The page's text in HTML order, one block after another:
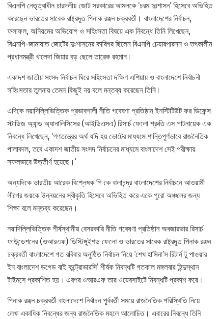
বিএনপি নেতৃত্বাধীন চারদলীয় জোট সরকারের আমলকে ‘চরম দুঃশাসন’ হিসেবে অভিহিত
করেছেন ভারতের সাবেক রাষ্ট্রদূত পিনাক রঞ্জন চক্রবর্তী। বাংলাদেশের নির্বাচন,
ফলাফল, অনিয়মের অভিযোগ ও সহিংসতা বিষয়ে এক নিবন্ধে তিনি লিখেছেন,
বিএনপি-জামায়াত জোটের দুঃশাসনের কারিগর ছিলেন বিএনপি চেয়ারপারসন ও তৎকালীন
প্রধানমন্ত্রী খালেদা জিয়ার বড় ছেলে তারেক রহমান।
একাদশ জাতীয় সংসদ নির্বাচন ঘিরে সহিংসতা দক্ষিণ এশিয়ায় ও বাংলাদেশে নির্বাচনী
সহিংসতার তুলনায় তেমন কিছুই নয় বলে মন্তব্য করেছেন তিনি।
এদিকে নয়াদিল্লিভিত্তিক প্রভাবশালী নীতি গবেষণা প্রতিষ্ঠান ইনস্টিটিউট ফর ডিফেন্স
স্টাডিজ অ্যান্ড অ্যানালিসিসের (আইডিএসএ) রিসার্চ ফেলো শ্রুতি এস পাটনায়েক এক
নিবন্ধে লিখেছেন, ‘গণতন্ত্রের অর্থ যদি হয় ভোটের মাধ্যমে শান্তিপূর্ণভাবে রাজনৈতিক
পালাবদল, তবে একাদশ জাতীয় সংসদ নির্বাচনের মাধ্যমে বাংলাদেশ সেই পরীক্ষায়
সফলভাবে উত্তীর্ণ হয়েছে।’
অন্যদিকে ভারতীয় আরেক বিশ্লেষক পি কে বালাচন্দ্র বাংলাদেশের নির্বাচনে আওয়ামী
লীগের জয়কে উন্নয়নের স্বীকৃতি হিসেবে অভিহিত করে একে পুরো অঞ্চলের জন্য
শিক্ষা বলে মন্তব্য করেছেন।
নয়াদিল্লিভিত্তিক শীর্ষস্থানীয় বেসরকারি নীতি গবেষণা প্রতিষ্ঠান অবজারভার রিসার্চ
ফাউন্ডেশনের (ওআরএফ) ডিস্টিঙ্গুইশড ফেলো ও ভারতের সাবেক রাষ্ট্রদূত পিনাক রঞ্জন
চক্রবর্তী বাংলাদেশে গত রবিবার অনুষ্ঠিত নির্বাচন নিয়ে ‘শেখ হাসিনা’স রিটার্ন টু পাওয়ার
ইন বাংলাদেশ ডগেড বাই কন্ট্রোভারসি’ শীর্ষক নিবন্ধটি গতকাল মঙ্গলবার হিন্দুস্থান
টাইমসে প্রকাশিত হয়। এরপর ওআরএফ তার ওয়েবসাইটে নিবন্ধটি প্রকাশ করে।
পিনাক রঞ্জন চক্রবর্তী বাংলাদেশে নির্বাচন পূর্ববর্তী সময়ে রাজনৈতিক পরিস্থিতি নিয়ে
লেখা একাধিক নিবন্ধের জন্য রাজনৈতিক মহলে আলোচিত। এবারের নিবন্ধে তিনি